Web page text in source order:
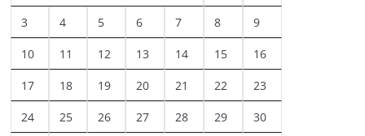
3 4 5 6 7 8 9
10 11 12 13 14 15 16
17 18 19 20 21 22 23
24 25 26 27 28 29 30